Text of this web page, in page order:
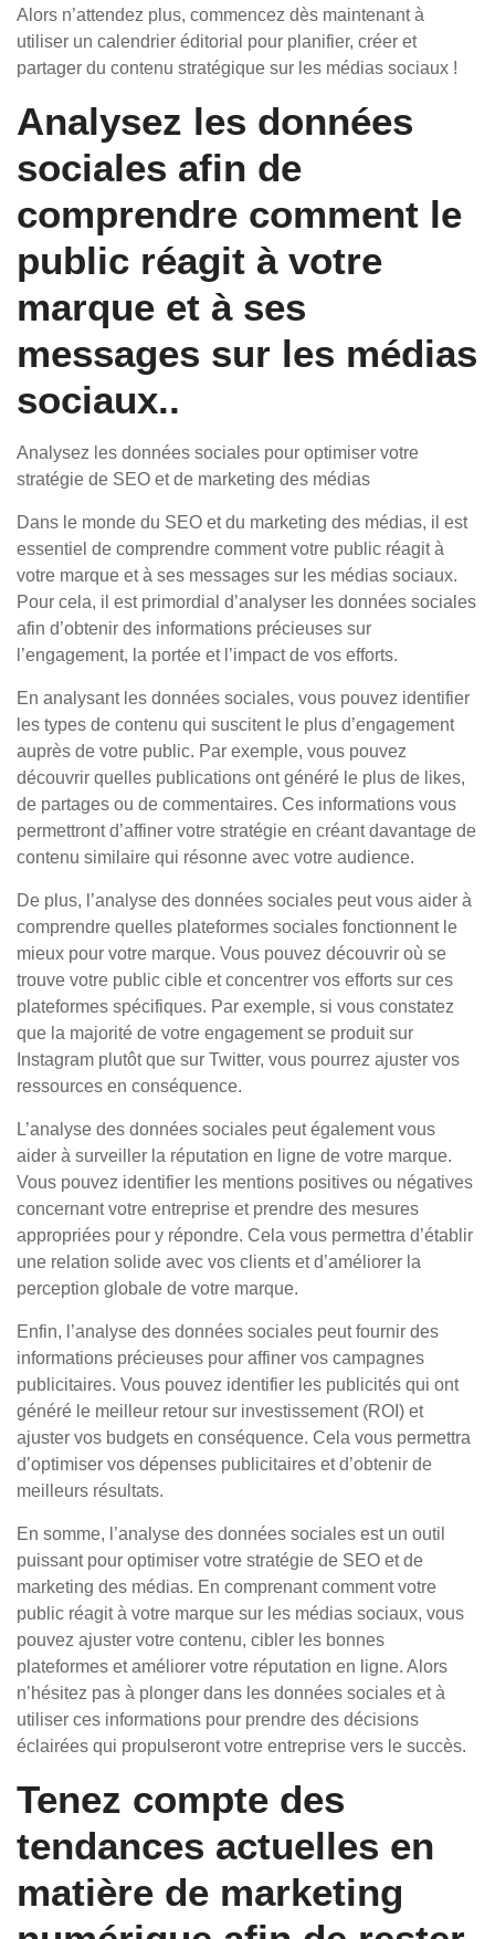
Alors n’attendez plus, commencez dès maintenant à
utiliser un calendrier éditorial pour planifier, créer et
partager du contenu stratégique sur les médias sociaux !
Analysez les données
sociales afin de
comprendre comment le
public réagit à votre
marque et à ses
messages sur les médias
sociaux..
Analysez les données sociales pour optimiser votre
stratégie de SEO et de marketing des médias
Dans le monde du SEO et du marketing des médias, il est
essentiel de comprendre comment votre public réagit à
votre marque et à ses messages sur les médias sociaux.
Pour cela, il est primordial d’analyser les données sociales
afin d’obtenir des informations précieuses sur
l’engagement, la portée et l’impact de vos efforts.
En analysant les données sociales, vous pouvez identifier
les types de contenu qui suscitent le plus d’engagement
auprès de votre public. Par exemple, vous pouvez
découvrir quelles publications ont généré le plus de likes,
de partages ou de commentaires. Ces informations vous
permettront d’affiner votre stratégie en créant davantage de
contenu similaire qui résonne avec votre audience.
De plus, l’analyse des données sociales peut vous aider à
comprendre quelles plateformes sociales fonctionnent le
mieux pour votre marque. Vous pouvez découvrir où se
trouve votre public cible et concentrer vos efforts sur ces
plateformes spécifiques. Par exemple, si vous constatez
que la majorité de votre engagement se produit sur
Instagram plutôt que sur Twitter, vous pourrez ajuster vos
ressources en conséquence.
L’analyse des données sociales peut également vous
aider à surveiller la réputation en ligne de votre marque.
Vous pouvez identifier les mentions positives ou négatives
concernant votre entreprise et prendre des mesures
appropriées pour y répondre. Cela vous permettra d’établir
une relation solide avec vos clients et d’améliorer la
perception globale de votre marque.
Enfin, l’analyse des données sociales peut fournir des
informations précieuses pour affiner vos campagnes
publicitaires. Vous pouvez identifier les publicités qui ont
généré le meilleur retour sur investissement (ROI) et
ajuster vos budgets en conséquence. Cela vous permettra
d’optimiser vos dépenses publicitaires et d’obtenir de
meilleurs résultats.
En somme, l’analyse des données sociales est un outil
puissant pour optimiser votre stratégie de SEO et de
marketing des médias. En comprenant comment votre
public réagit à votre marque sur les médias sociaux, vous
pouvez ajuster votre contenu, cibler les bonnes
plateformes et améliorer votre réputation en ligne. Alors
n’hésitez pas à plonger dans les données sociales et à
utiliser ces informations pour prendre des décisions
éclairées qui propulseront votre entreprise vers le succès.
Tenez compte des
tendances actuelles en
matière de marketing